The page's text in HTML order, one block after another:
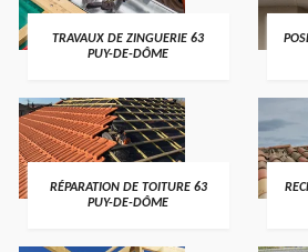
TRAVAUX DE ZINGUERIE 63
PUY-DE-DÔME
RÉPARATION DE TOITURE 63
PUY-DE-DÔME